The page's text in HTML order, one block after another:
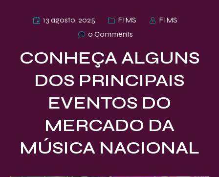
Convidados e Artistas
13 agosto, 2025 FIMS
FIMS
0 Comments
CONHEÇA ALGUNS
DOS PRINCIPAIS
EVENTOS DO
MERCADO DA
MÚSICA NACIONAL